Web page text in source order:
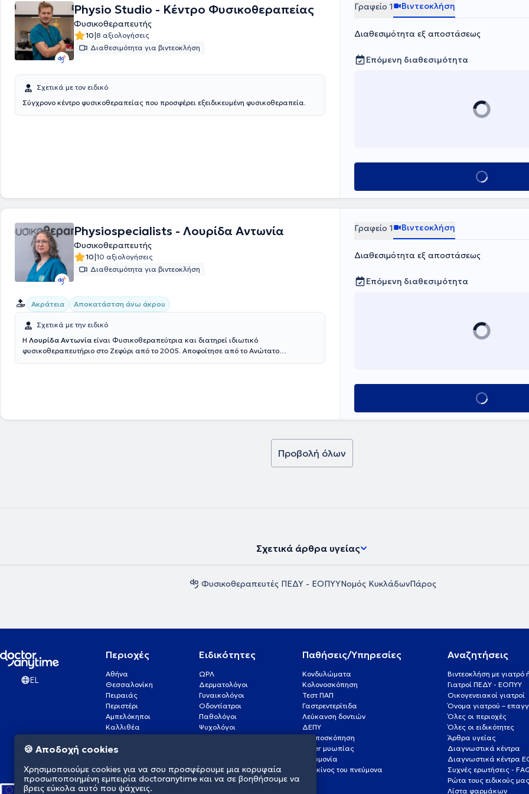
παρέχονται, εκτός από την Αξιολόγηση και την Φυσικοθεραπευτική Αποκατάσταση,
Θεραπευτική Μάλαξη, Cross Fructional Training, μαθήματα Yoga και Pilates σε μικρά
γκρουπ 3-6 ατόμων, αλλά και Διατροφολογικές - Διαιτολογικές συμβουλές.
Physio Studio - Κέντρο Φυσικοθεραπείας
Φυσικοθεραπευτής
10|8 αξιολογήσεις
Διαθεσιμότητα για βιντεοκλήση
Σχετικά με τον ειδικό
Σύγχρονο κέντρο φυσικοθεραπείας που προσφέρει εξειδικευμένη φυσικοθεραπεία.
Γραφείο 1 Βιντεοκλήση
Διαθεσιμότητα εξ αποστάσεως
Επόμενη διαθεσιμότητα
Κλείσε ραντεβού
Physiospecialists - Λουρίδα Αντωνία
Φυσικοθεραπευτής
10|10 αξιολογήσεις
Διαθεσιμότητα για βιντεοκλήση
Ακράτεια Αποκατάστση άνω άκρου
Σχετικά με την ειδικό
Η Λουρίδα Αντωνία είναι Φυσικοθεραπεύτρια και διατηρεί ιδιωτικό
φυσικοθεραπευτήριο στο Ζεφύρι από το 2005. Αποφοίτησε από το Ανώτατο
μέλη του Πανελλήνιου Συλλόγου Φυσικοθεραπευτών, με μεγάλη κλινική εμπειρία.
Τέλος, αντιμετωπίζονται μυοσκελετικές παθήσεις, αθλητικές κακώσεις, λεμφοίδημα,
Γραφείο 1 Βιντεοκλήση
Διαθεσιμότητα εξ αποστάσεως
Επόμενη διαθεσιμότητα
Κλείσε ραντεβού
Προβολή όλων
Σχετικά άρθρα υγείας
Φυσικοθεραπευτές ΠΕΔΥ - ΕΟΠΥΥΝομός ΚυκλάδωνΠάρος
EL
Περιοχές
Αθήνα
Θεσσαλονίκη
Πειραιάς
Περιστέρι
Αμπελόκηποι
Καλλιθέα
Πάτρα
Γλυφάδα
Νέα Σμύρνη
Ειδικότητες
ΩΡΛ
Δερματολόγοι
Γυναικολόγοι
Οδοντίατροι
Παθολόγοι
Ψυχολόγοι
Οφθαλμίατροι
Καρδιολόγοι
Παθήσεις/Υπηρεσίες
Κονδυλώματα
Κολονοσκόπηση
Τεστ ΠΑΠ
Γαστρεντερίτιδα
Λεύκανση δοντιών
ΔΕΠΥ
Κολποσκόπηση
Laser μυωπίας
Πνευμονία
Καρκίνος του πνεύμονα
Αναζητήσεις
Βιντεοκλήση με
Γιατροί ΠΕΔΥ - ΕΟΠΥΥ
Οικογενειακοί γιατροί
Όνομα γιατρού –
Όλες οι περιοχές
Όλες οι ειδικότητες
Άρθρα υγείας
Διαγνωστικά κέντρα
Διαγνωστικά κέντρα
Συχνές ερωτήσεις -
Ρώτα τους ειδικούς
Λίστα φαρμάκων
🍪 Αποδοχή cookies
Χρησιμοποιούμε cookies για να σου προσφέρουμε μια κορυφαία
προσωποποιημένη εμπειρία doctoranytime και να σε βοηθήσουμε να
βρεις εύκολα αυτό που ψάχνεις.